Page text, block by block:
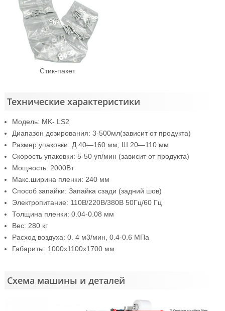
Стик-пакет
Технические характеристики
Модель: MK- LS2
Диапазон дозирования: 3-500мл(зависит от продукта)
Размер упаковки: Д 40—160 мм; Ш 20—110 мм
Скорость упаковки: 5-50 уп/мин (зависит от продукта)
Мощность: 2000Вт
Макс.ширина пленки: 240 мм
Способ запайки: Запайка сзади (задний шов)
Электропитание: 110В/220В/380В 50Гц/60 Гц
Толщина пленки: 0.04-0.08 мм
Вес: 280 кг
Расход воздуха: 0. 4 м3/мин, 0.4-0.6 МПа
Габариты: 1000x1100x1700 мм
Схема машины и деталей